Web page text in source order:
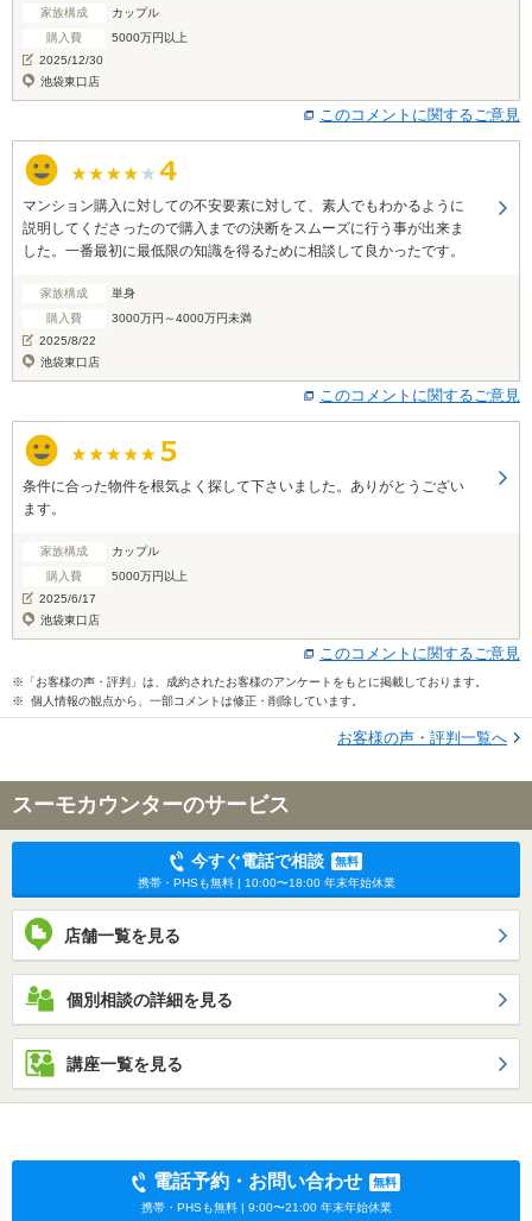
家族構成
カップル
購入費
5000万円以上
2025/12/30
池袋東口店
このコメントに関するご意見
マンション購入に対しての不安要素に対して、素人でもわかるように
説明してくださったので購入までの決断をスムーズに行う事が出来ま
した。一番最初に最低限の知識を得るために相談して良かったです。
家族構成
単身
購入費
3000万円～4000万円未満
2025/8/22
池袋東口店
このコメントに関するご意見
条件に合った物件を根気よく探して下さいました。ありがとうござい
ます。
家族構成
カップル
購入費
5000万円以上
2025/6/17
池袋東口店
このコメントに関するご意見
※「お客様の声・評判」は、成約されたお客様のアンケートをもとに掲載しております。
※ 個人情報の観点から、一部コメントは修正・削除しています。
お客様の声・評判一覧へ
スーモカウンターのサービス
今すぐ電話で相談
無料
携帯・PHSも無料 | 10:00〜18:00 年末年始休業
店舗一覧を見る
個別相談の詳細を見る
講座一覧を見る
電話予約・お問い合わせ
無料
携帯・PHSも無料 | 9:00〜21:00 年末年始休業